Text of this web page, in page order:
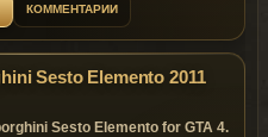
Wheel
КОММЕНТАРИИ
Sesto Elemento 2011
Sesto Elemento for GTA 4.